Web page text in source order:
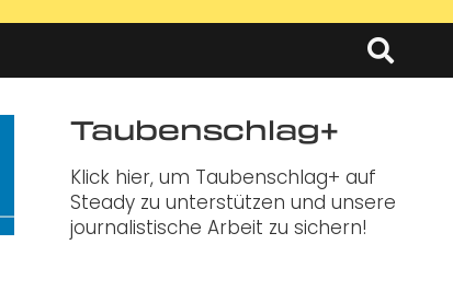
Taubenschlag+
Klick hier, um Taubenschlag+ auf
Steady zu unterstützen und unsere
journalistische Arbeit zu sichern!